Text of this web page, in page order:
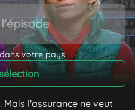
votre pays
l'assurance ne veut